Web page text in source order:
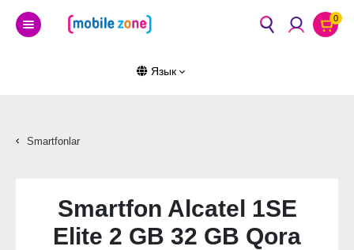
0
Язык
Smartfonlar
Smartfon Alcatel 1SE
Elite 2 GB 32 GB Qora